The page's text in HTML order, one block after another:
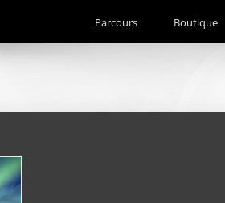
Parcours Boutique